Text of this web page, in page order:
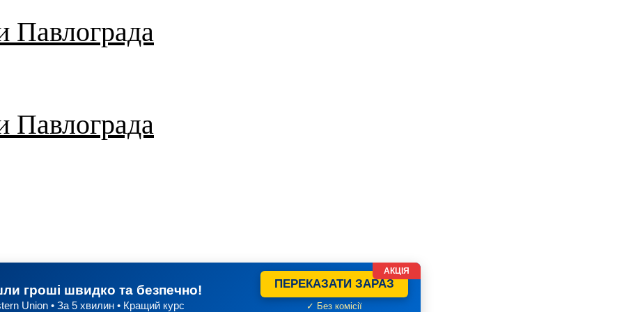
Павлограда
Павлограда
гроші швидко та безпечно!
Union • За 5 хвилин • Кращий курс
ПЕРЕКАЗАТИ ЗАРАЗ
✓ Без комісії
АКЦІЯ